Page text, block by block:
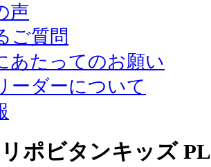
声
ご質問
あたってのお願い
ーダーについて
ポビタンキッズ